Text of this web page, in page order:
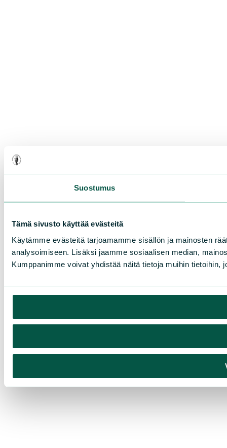
Suostumus
Tämä sivusto käyttää evästeitä
Käytämme evästeitä tarjoamamme sisällön ja mainosten
analysoimiseen. Lisäksi jaamme sosiaalisen median,
Kumppanimme voivat yhdistää näitä tietoja muihin tietoihin,